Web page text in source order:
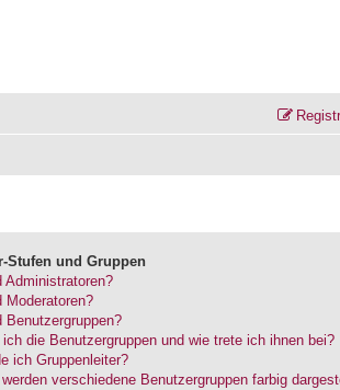
Stufen und Gruppen
Administratoren?
Moderatoren?
Benutzergruppen?
die Benutzergruppen und wie trete ich ihnen bei?
ich Gruppenleiter?
verschiedene Benutzergruppen farbig